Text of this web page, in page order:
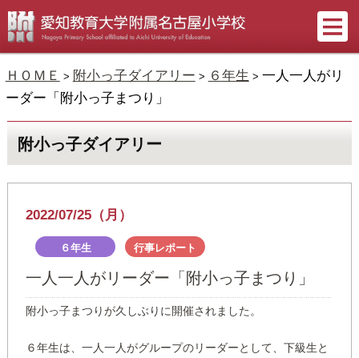
ＨＯＭＥ > 附小っ子ダイアリー > ６年生 > 一人一人がリ
ーダー「附小っ子まつり」
附小っ子ダイアリー
2022/07/25（月）
６年生 行事レポート
一人一人がリーダー「附小っ子まつり」
附小っ子まつりが久しぶりに開催されました。
６年生は、一人一人がグループのリーダーとして、下級生と